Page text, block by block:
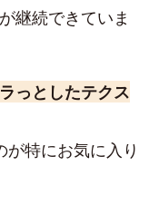
継続できていま
っとしたテクス
特にお気に入り